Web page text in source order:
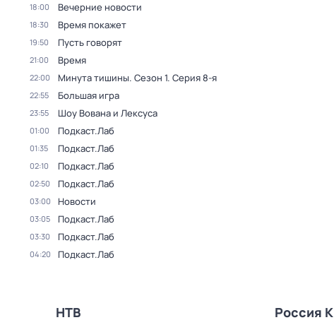
18:00 Вечерние новости
18:30 Время покажет
19:50 Пусть говорят
21:00 Время
22:00 Минута тишины. Сезон 1. Серия 8-я
22:55 Большая игра
23:55 Шоу Вована и Лексуса
01:00 Подкаст.Лаб
01:35 Подкаст.Лаб
02:10 Подкаст.Лаб
02:50 Подкаст.Лаб
03:00 Новости
03:05 Подкаст.Лаб
03:30 Подкаст.Лаб
04:20 Подкаст.Лаб
НТВ Россия К